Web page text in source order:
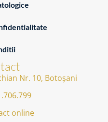
Nr. 10, Botoșani
online